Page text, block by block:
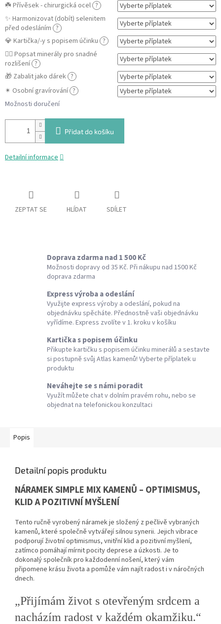
☘️ Přívěsek - chirurgická ocel ?
✨ Harmonizovat (dobít) selenitem
před odesláním ?
💎 Kartička/-y s popisem účinku ?
✍🏼 Popsat minerály pro snadné
rozlišení ?
🎁 Zabalit jako dárek ?
✴ Osobní gravírování ?
Možnosti doručení
Přidat do košíku
Detailní informace
ZEPTAT SE HLÍDAT SDÍLET
Doprava zdarma nad 1 500 Kč
Možnosti dopravy od 35 Kč. Při nákupu nad 1500 Kč
doprava zdarma
Express výroba a odeslání
Využijte express výroby a odeslání, pokud na
objednávku spěcháte. Přednostně vaši objednávku
vyřídíme. Express zvolíte v 1. kroku v košíku
Kartička s popisem účinku
Přikupte kartičku s popisem účinku minerálů a sestavte
si postupně svůj Atlas kamenů! Vyberte příplatek u
produktu
Neváhejte se s námi poradit
Využít můžete chat v dolním pravém rohu, nebo se
objednat na telefonickou konzultaci
Popis
Detailní popis produktu
NÁRAMEK SIMPLE MIX KAMENŮ – OPTIMISMUS,
KLID A POZITIVNÍ MYŠLENÍ
Tento ručně vyrobený náramek je složený z pečlivě vybraných
kamenů, které společně vytvářejí silnou synerii. Jejich vibrace
podporují životní optimismus, vnitřní klid a pozitivní myšlení,
zatímco pomáhají mírnit pocity deprese a úzkosti. Je to
dokonalý společník pro každodenní nošení, který vám
připomene krásu života a pomůže vám najít radost i v náročných
dnech.
„Přijímám život s otevřeným srdcem a
nacházím radost v každém okamžiku.“